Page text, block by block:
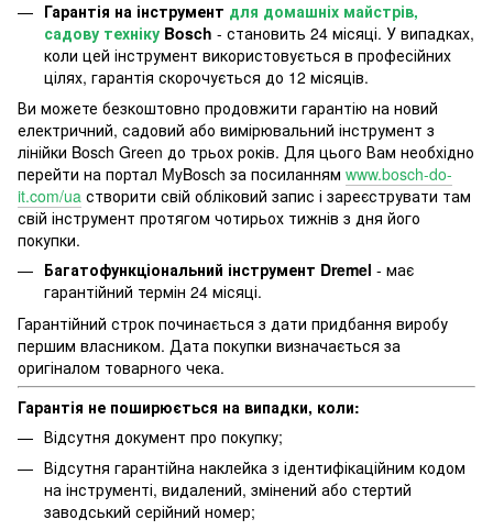
Гарантія на інструмент для домашніх майстрів,
садову техніку Bosch - становить 24 місяці. У випадках,
коли цей інструмент використовується в професійних
цілях, гарантія скорочується до 12 місяців.
Ви можете безкоштовно продовжити гарантію на новий
електричний, садовий або вимірювальний інструмент з
лінійки Bosch Green до трьох років. Для цього Вам необхідно
перейти на портал MyBosch за посиланням www.bosch-do-
it.com/ua створити свій обліковий запис і зареєструвати там
свій інструмент протягом чотирьох тижнів з дня його
покупки.
Багатофункціональний інструмент Dremel - має
гарантійний термін 24 місяці.
Гарантійний строк починається з дати придбання виробу
першим власником. Дата покупки визначається за
оригіналом товарного чека.
Гарантія не поширюється на випадки, коли:
Відсутня документ про покупку;
Відсутня гарантійна наклейка з ідентифікаційним кодом
на інструменті, видалений, змінений або стертий
заводський серійний номер;